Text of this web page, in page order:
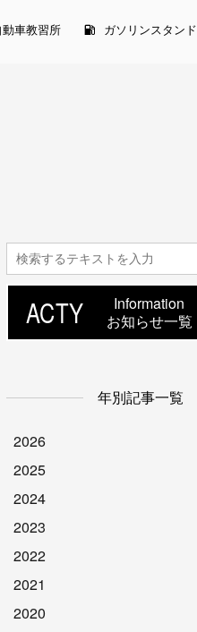
車教習所 ガソリンスタンド
ACTY
Information
お知らせ一覧
年別記事一覧
2026
2025
2024
2023
2022
2021
2020